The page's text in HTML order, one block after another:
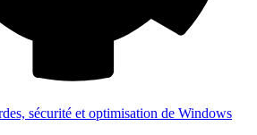
sécurité et optimisation de Windows